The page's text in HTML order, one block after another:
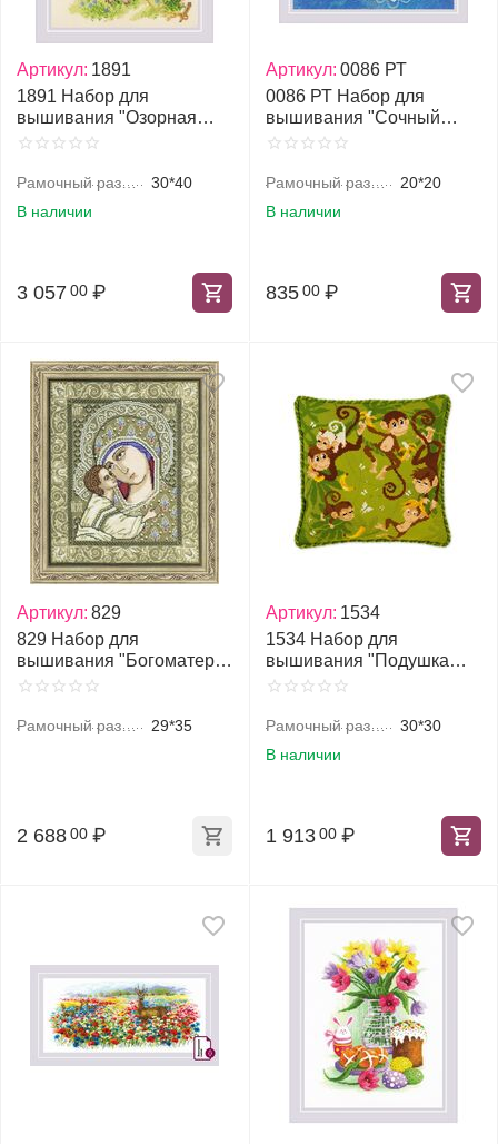
Артикул: 1891
1891 Набор для
вышивания "Озорная
козочка"
Рамочный размер, см
30*40
В наличии
3 057 00 ₽
Артикул: 0086 РТ
0086 РТ Набор для
вышивания "Сочный
арбуз"
Рамочный размер, см
20*20
В наличии
835 00 ₽
Артикул: 829
829 Набор для
вышивания "Богоматерь
Игоревская"
Рамочный размер, см 29*35
2 688 00 ₽
Артикул: 1534
1534 Набор для
вышивания "Подушка
Джунгли"
Рамочный размер, см
30*30
В наличии
1 913 00 ₽